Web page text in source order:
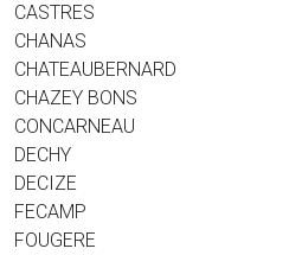
CASTRES
CHANAS
CHATEAUBERNARD
CHAZEY BONS
CONCARNEAU
DECHY
DECIZE
FECAMP
FOUGERE